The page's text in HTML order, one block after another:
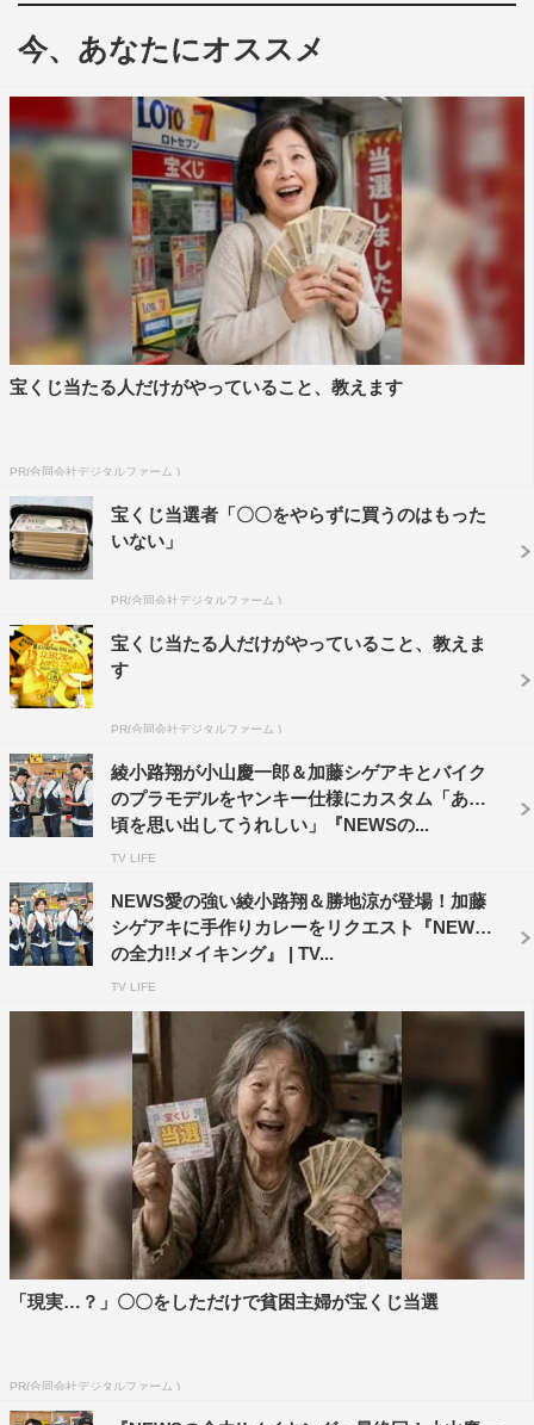
※一部地域を除く
公式サイト：https://www.tbs.co.jp/zenryoku-making/
公式YouTubeチャンネル：
https://www.youtube.com/channel/UC1-aSVithJg-
wd069xgXztg
公式Twitter：@zenryokumaking
公式Instagram：＠zenryokumaking
NEWS 加藤シゲアキ
綾小路翔
今、あなたにオススメ
宝くじ当たる人だけがやっていること、教えます
PR(合同会社デジタルファーム )
宝くじ当選者「〇〇をやらずに買うのはもった
いない」
PR(合同会社デジタルファーム )
宝くじ当たる人だけがやっていること、教えま
す
PR(合同会社デジタルファーム )
綾小路翔が小山慶一郎＆加藤シゲアキとバイク
のプラモデルをヤンキー仕様にカスタム「あの
頃を思い出してうれしい」『NEWSの...
TV LIFE
NEWS愛の強い綾小路翔＆勝地涼が登場！加藤
シゲアキに手作りカレーをリクエスト『NEWS
の全力!!メイキング』 | TV...
TV LIFE
「現実…？」〇〇をしただけで貧困主婦が宝くじ当選
PR(合同会社デジタルファーム )